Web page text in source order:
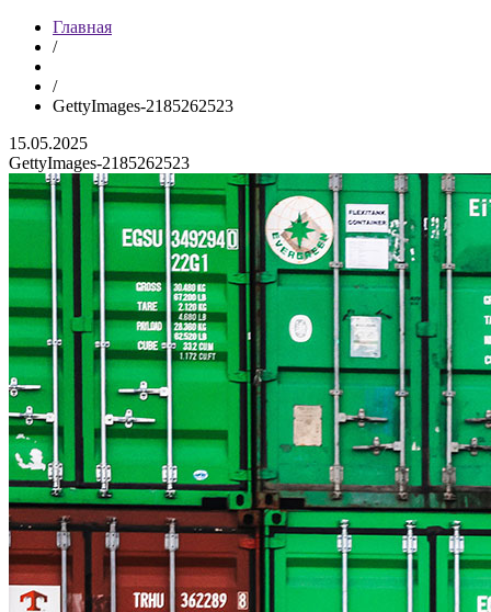
Главная
/
/
GettyImages-2185262523
15.05.2025
GettyImages-2185262523